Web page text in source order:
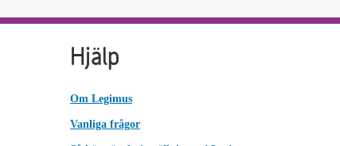
Hjälp
Om Legimus
Vanliga frågor